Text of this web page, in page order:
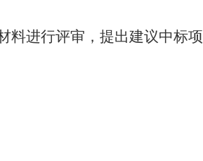
料进行评审，提出建议中标项